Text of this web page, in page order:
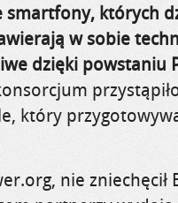
smartfony, których
w sobie
dzięki powstaniu
który
nie zniechęcił